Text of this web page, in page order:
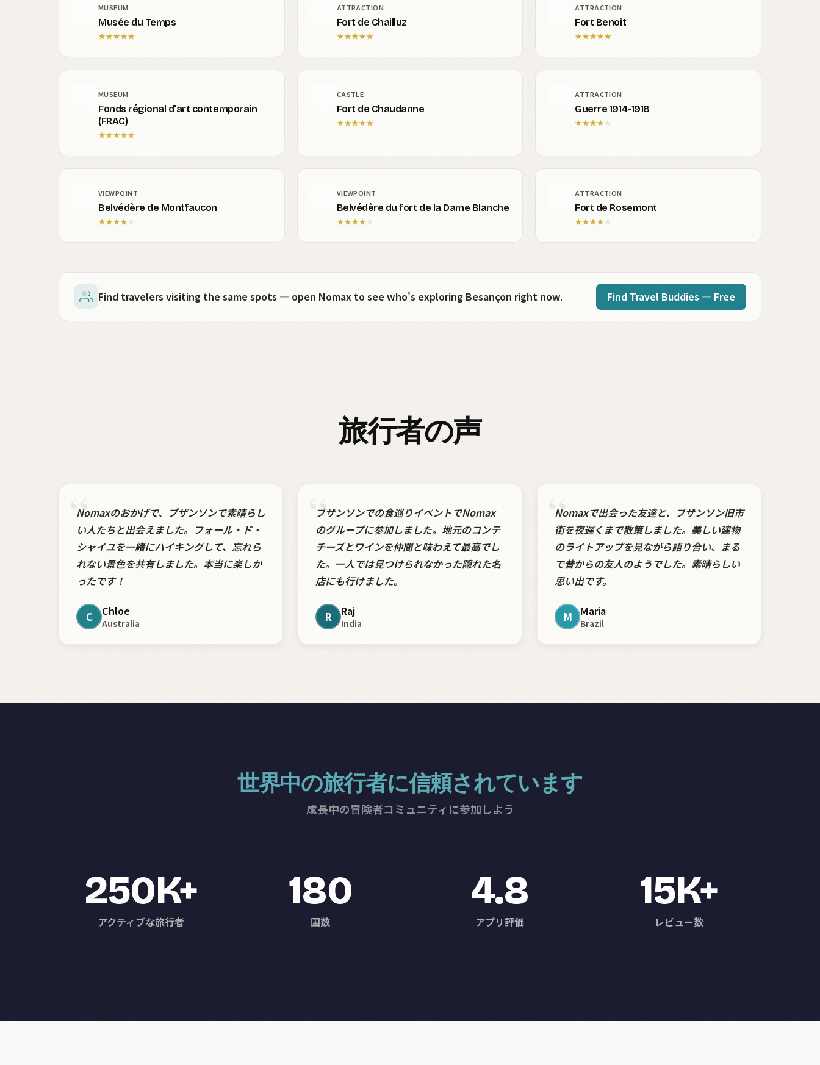
MUSEUM
Musée du Temps
★★★★★
ATTRACTION
Fort de Chailluz
★★★★★
ATTRACTION
Fort Benoit
★★★★★
MUSEUM
Fonds régional d'art contemporain
(FRAC)
★★★★★
CASTLE
Fort de Chaudanne
★★★★★
ATTRACTION
Guerre 1914-1918
★★★★★
VIEWPOINT
Belvédère de Montfaucon
★★★★ ★
VIEWPOINT
Belvédère du fort de la Dame Blanche
★★★★★
ATTRACTION
Fort de Rosemont
★★★★★
Find travelers visiting the same spots — open Nomax to see who's exploring Besançon right now. Find Travel Buddies — Free
旅行者の声
“
Nomaxのおかげで、ブザンソンで素晴らし
い人たちと出会えました。フォール・ド・
シャイユを一緒にハイキングして、忘れら
れない景色を共有しました。本当に楽しか
ったです！
C Chloe
Australia
“
ブザンソンでの食巡りイベントでNomax
のグループに参加しました。地元のコンテ
チーズとワインを仲間と味わえて最高でし
た。一人では見つけられなかった隠れた名
店にも行けました。
R Raj
India
“
Nomaxで出会った友達と、ブザンソン旧市
街を夜遅くまで散策しました。美しい建物
のライトアップを見ながら語り合い、まる
で昔からの友人のようでした。素晴らしい
思い出です。
M Maria
Brazil
世界中の旅行者に信頼されています
成長中の冒険者コミュニティに参加しよう
250K+
アクティブな旅行者
180
国数
4.8
アプリ評価
15K+
レビュー数